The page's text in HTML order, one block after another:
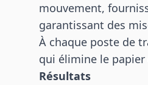
mouvement,
garantissant des
À chaque poste de
qui élimine le
Résultats